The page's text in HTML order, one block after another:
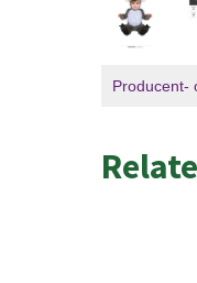
Producent-